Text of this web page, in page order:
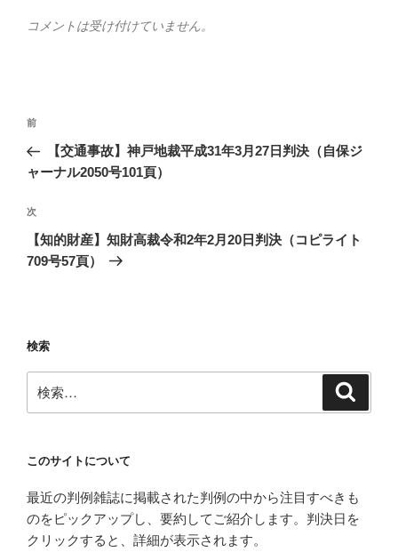
コメントは受け付けていません。
投
ナ
ゲ
ー
シ
前
の
投
前
【交通事故】神戸地裁平成31年3月27日判決（自保ジ
ャーナル2050号101頁）
次
の
投
次
【知的財産】知財高裁令和2年2月20日判決（コピライト
709号57頁）
検索
索:
このサイトについて
最近の判例雑誌に掲載された判例の中から注目すべきも
のをピックアップし、要約してご紹介します。判決日を
クリックすると、詳細が表示されます。